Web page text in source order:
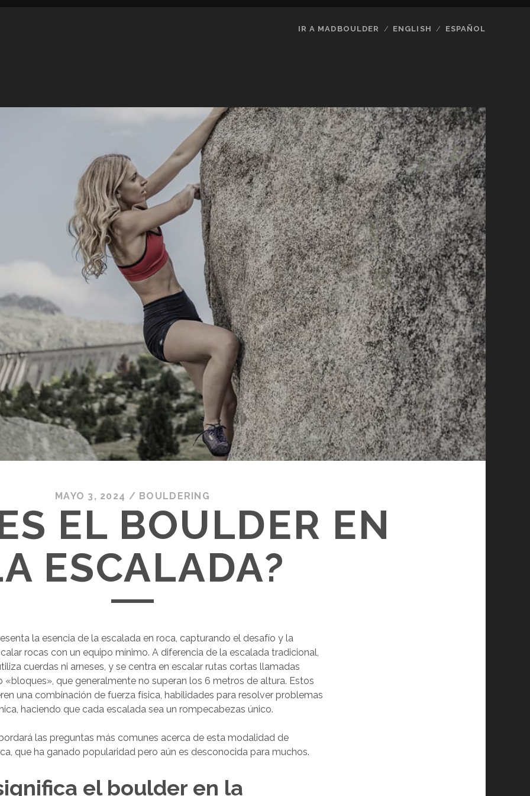
IR A MADBOULDER ENGLISH ESPAÑOL
MAYO 3, 2024 / BOULDERING
EL BOULDER EN
ESCALADA?
la esencia de la escalada en roca, capturando el desafío y la
rocas con un equipo mínimo. A diferencia de la escalada tradicional,
cuerdas ni arneses, y se centra en escalar rutas cortas llamadas
«bloques», que generalmente no superan los 6 metros de altura. Estos
una combinación de fuerza física, habilidades para resolver problemas
haciendo que cada escalada sea un rompecabezas único.
las preguntas más comunes acerca de esta modalidad de
que ha ganado popularidad pero aún es desconocida para muchos.
el boulder en la